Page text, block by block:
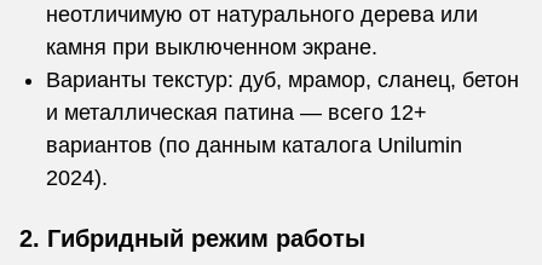
неотличимую от натурального дерева или
камня при выключенном экране.
Варианты текстур: дуб, мрамор, сланец, бетон
и металлическая патина — всего 12+
вариантов (по данным каталога Unilumin
2024).
2. Гибридный режим работы